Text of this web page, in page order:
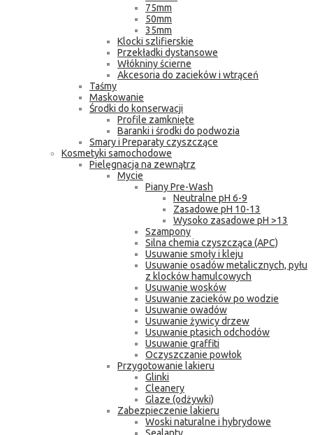
75mm
50mm
35mm
Klocki szlifierskie
Przekładki dystansowe
Włókniny ścierne
Akcesoria do zacieków i wtrąceń
Taśmy
Maskowanie
Środki do konserwacji
Profile zamknięte
Baranki i środki do podwozia
Smary i Preparaty czyszczące
Kosmetyki samochodowe
Pielęgnacja na zewnątrz
Mycie
Piany Pre-Wash
Neutralne pH 6-9
Zasadowe pH 10-13
Wysoko zasadowe pH >13
Szampony
Silna chemia czyszcząca (APC)
Usuwanie smoły i kleju
Usuwanie osadów metalicznych, pyłu
z klocków hamulcowych
Usuwanie wosków
Usuwanie zacieków po wodzie
Usuwanie owadów
Usuwanie żywicy drzew
Usuwanie ptasich odchodów
Usuwanie graffiti
Oczyszczanie powłok
Przygotowanie lakieru
Glinki
Cleanery
Glaze (odżywki)
Zabezpieczenie lakieru
Woski naturalne i hybrydowe